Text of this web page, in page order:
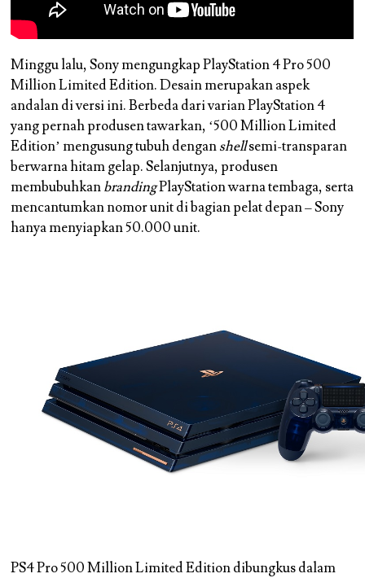
Minggu lalu, Sony mengungkap PlayStation 4 Pro 500
Million Limited Edition. Desain merupakan aspek
andalan di versi ini. Berbeda dari varian PlayStation 4
yang pernah produsen tawarkan, ‘500 Million Limited
Edition’ mengusung tubuh denganshellsemi-transparan
berwarna hitam gelap. Selanjutnya, produsen
membubuhkanbrandingPlayStation warna tembaga, serta
mencantumkan nomor unit di bagian pelat depan – Sony
hanya menyiapkan 50.000 unit.
PS4 Pro 500 Million Limited Edition dibungkus dalam